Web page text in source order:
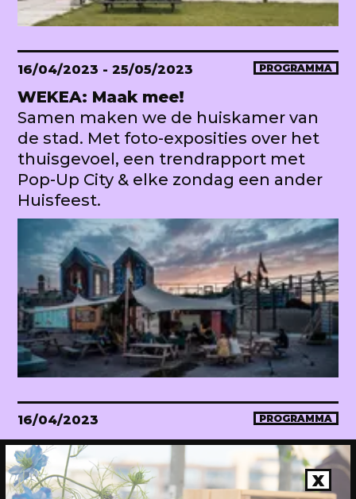
16/04/2023 - 25/05/2023 PROGRAMMA
WEKEA: Maak mee!
Samen maken we de huiskamer van
de stad. Met foto-exposities over het
thuisgevoel, een trendrapport met
Pop-Up City & elke zondag een ander
Huisfeest.
16/04/2023 PROGRAMMA
WEKEA Opening: Maak mee!
Onthulling van de megahuiskamer
van de stad. Met diverse events.
X